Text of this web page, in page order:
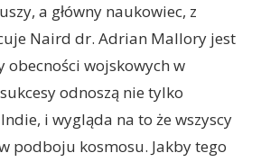
a główny naukowiec, z
Naird dr. Adrian Mallory jest
obecności wojskowych w
odnoszą nie tylko
i wygląda na to że wszyscy
podboju kosmosu. Jakby tego